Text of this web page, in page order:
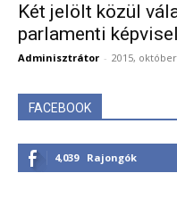
Két jelölt közül
parlamenti
Adminisztrátor - 2015,
FACEBOOK
4,039 Rajongók